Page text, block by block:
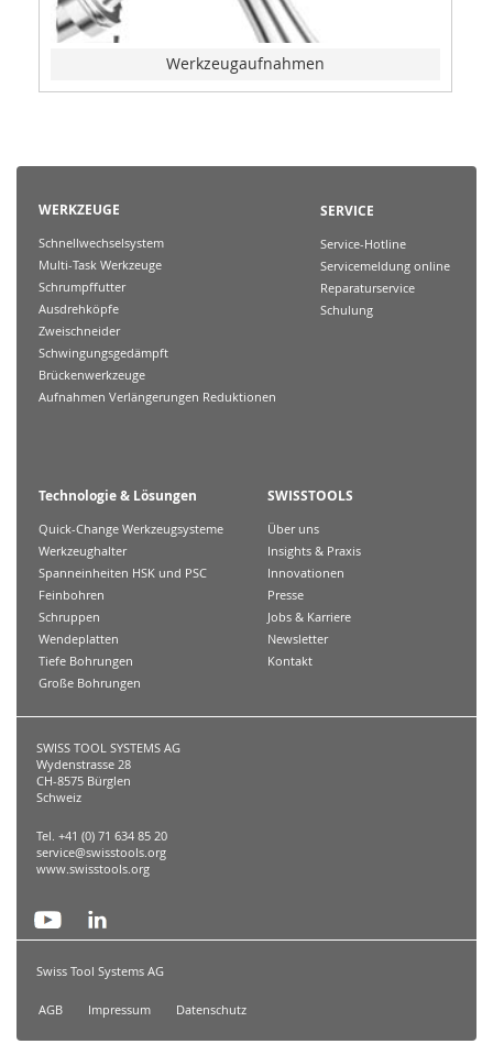
Werkzeugaufnahmen
WERKZEUGE
Schnellwechselsystem
Multi-Task Werkzeuge
Schrumpffutter
Ausdrehköpfe
Zweischneider
Schwingungsgedämpft
Brückenwerkzeuge
Aufnahmen Verlängerungen Reduktionen
SERVICE
Service-Hotline
Servicemeldung online
Reparaturservice
Schulung
Technologie & Lösungen
Quick-Change Werkzeugsysteme
Werkzeughalter
Spanneinheiten HSK und PSC
Feinbohren
Schruppen
Wendeplatten
Tiefe Bohrungen
Große Bohrungen
SWISSTOOLS
Über uns
Insights & Praxis
Innovationen
Presse
Jobs & Karriere
Newsletter
Kontakt
SWISS TOOL SYSTEMS AG
Wydenstrasse 28
CH-8575 Bürglen
Schweiz
Tel. +41 (0) 71 634 85 20
service@swisstools.org
www.swisstools.org
Swiss Tool Systems AG
AGB Impressum Datenschutz